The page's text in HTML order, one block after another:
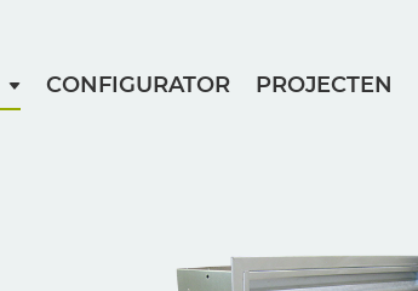
CONFIGURATOR PROJECTEN